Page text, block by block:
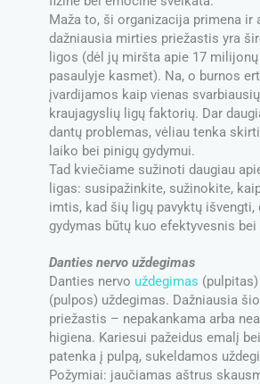
Maža to, ši organizacija primena ir
dažniausia mirties priežastis yra
ligos (dėl jų miršta apie 17
pasaulyje kasmet). Na, o burnos
įvardijamos kaip vienas
kraujagyslių ligų faktorių. Dar
dantų problemas, vėliau tenka
laiko bei pinigų gydymui.
Tad kviečiame sužinoti daugiau
ligas: susipažinkite, sužinokite,
imtis, kad šių ligų pavyktų išvengti,
gydymas būtų kuo efektyvesnis
Danties nervo uždegimas
Danties nervo uždegimas
(pulpos) uždegimas. Dažniausia
priežastis – nepakankama arba
higiena. Kariesui pažeidus emalį
patenka į pulpą, sukeldamos
Požymiai: jaučiamas aštrus